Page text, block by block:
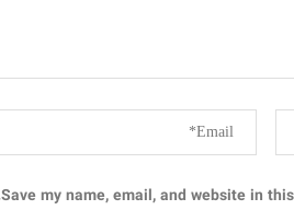
Save my name, email, and website in